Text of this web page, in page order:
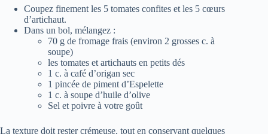
Coupez finement les 5 tomates confites et les 5 cœurs
d’artichaut.
Dans un bol, mélangez :
70 g de fromage frais (environ 2 grosses c. à
soupe)
les tomates et artichauts en petits dés
1 c. à café d’origan sec
1 pincée de piment d’Espelette
1 c. à soupe d’huile d’olive
Sel et poivre à votre goût
La texture doit rester crémeuse, tout en conservant quelques